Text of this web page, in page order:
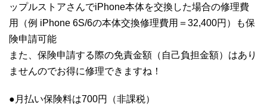
ップルストアさんでiPhone本体を交換した場合の修理費
用（例 iPhone 6S/6の本体交換修理費用＝32,400円）も保
険申請可能
また、保険申請する際の免責金額（自己負担金額）はあり
ませんのでお得に修理できますね！
●月払い保険料は700円（非課税）